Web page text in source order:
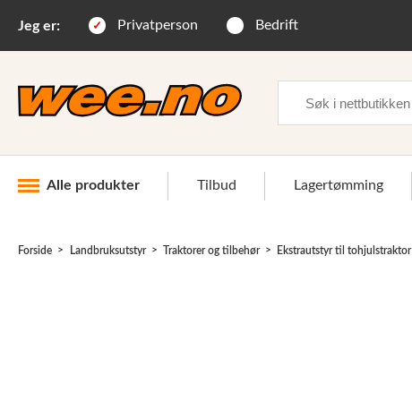
Jeg er: Privatperson Bedrift
Alle produkter Tilbud Lagertømming
Forside Landbruksutstyr Traktorer og tilbehør Ekstrautstyr til tohjulstraktor